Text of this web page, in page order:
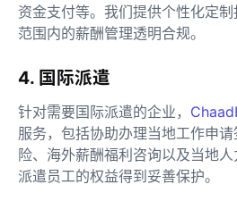
资金支付等。我们提供个性化定
范围内的薪酬管理透明合规。
4. 国际派遣
针对需要国际派遣的企业，
服务，包括协助办理当地工作申
险、海外薪酬福利咨询以及当地
派遣员工的权益得到妥善保护。